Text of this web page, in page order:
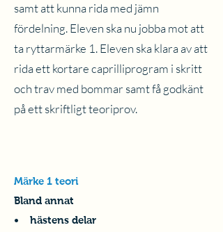
samt att kunna rida med jämn
fördelning. Eleven ska nu jobba mot att
ta ryttarmärke 1. Eleven ska klara av att
rida ett kortare caprilliprogram i skritt
och trav med bommar samt få godkänt
på ett skriftligt teoriprov.
Märke 1 teori
Bland annat
• hästens delar